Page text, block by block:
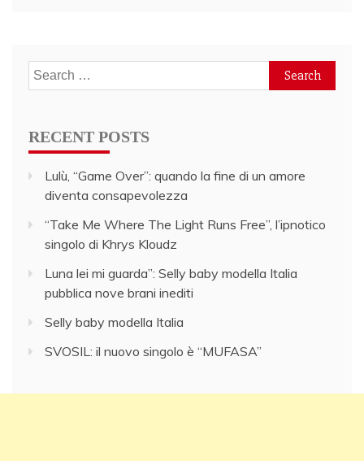
Search
for:
RECENT POSTS
Lulù, “Game Over”: quando la fine di un amore
diventa consapevolezza
“Take Me Where The Light Runs Free”, l’ipnotico
singolo di Khrys Kloudz
Luna lei mi guarda”: Selly baby modella Italia
pubblica nove brani inediti
Selly baby modella Italia
SVOSIL: il nuovo singolo è “MUFASA”